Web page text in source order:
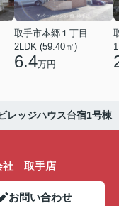
取手市本郷１丁目
2LDK (59.40㎡)
6.4万円
レッジハウス台宿1号棟
社 取手店
お問い合わせ